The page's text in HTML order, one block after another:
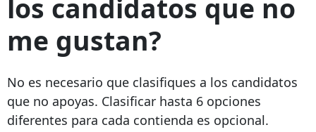
los candidatos que no
me gustan?
No es necesario que clasifiques a los candidatos
que no apoyas. Clasificar hasta 6 opciones
diferentes para cada contienda es opcional.